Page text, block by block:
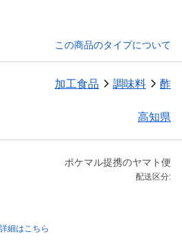
この商品のタイプについて
加工食品 調味料 酢
高知県
ポケマル提携のヤマト便
配送区分:
細はこちら